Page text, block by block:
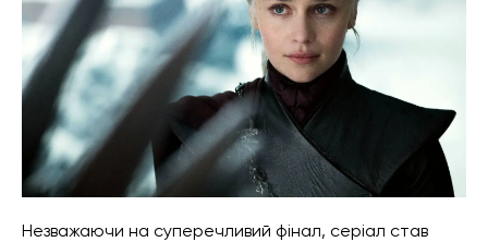
Незважаючи на суперечливий фінал, серіал став